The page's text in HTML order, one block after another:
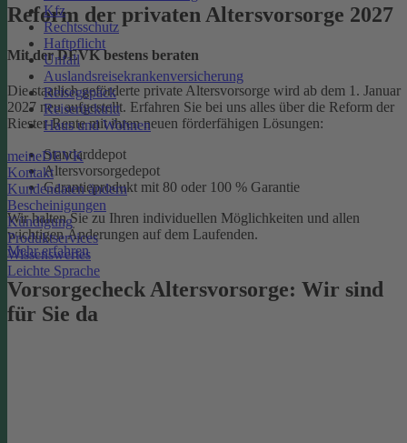
Kfz
Rechtsschutz
Haftpflicht
Unfall
Auslandsreisekrankenversicherung
Reisegepäck
Reiserücktritt
Haus und Wohnen
meineDEVK
Kontakt
Kundendaten ändern
Bescheinigungen
Kündigung
Produktservices
Wissenswertes
Leichte Sprache
Reform der privaten Altersvorsorge 2027
Mit der DEVK bestens beraten
Die staatlich geförderte private Altersvorsorge wird ab dem 1. Januar
2027 neu aufgestellt. Erfahren Sie bei uns alles über die Reform der
Riester-Rente mit ihren neuen förderfähigen Lösungen:
Standarddepot
Altersvorsorgedepot
Garantieprodukt mit 80 oder 100 % Garantie
Wir halten Sie zu Ihren individuellen Möglichkeiten und allen
wichtigen Änderungen auf dem Laufenden.
Mehr erfahren
Vorsorgecheck Altersvorsorge:­ Wir sind
für Sie da